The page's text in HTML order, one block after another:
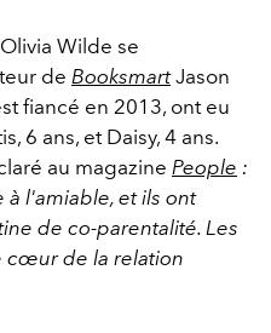
Wilde se
de BooksmartJason
fiancé en 2013, ont eu
6 ans, et Daisy, 4 ans.
au magazine People :
à l'amiable, et ils ont
de co-parentalité. Les
cœur de la relation